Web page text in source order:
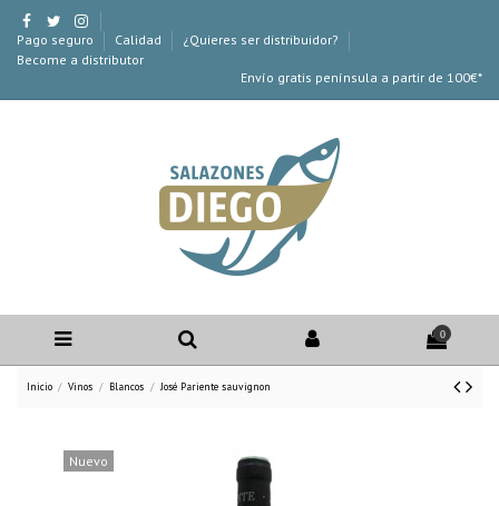
Pago seguro Calidad
¿Quieres ser distribuidor?
Become a distributor
Envío gratis península a partir de 100€*
0
Inicio Vinos Blancos José Pariente sauvignon
Nuevo